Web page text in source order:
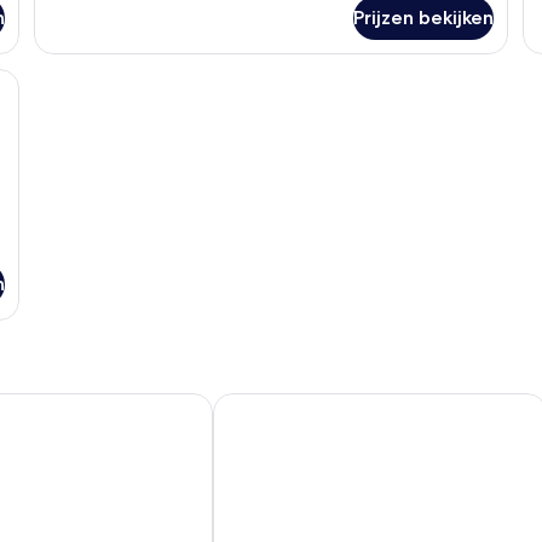
Prijzen bekijken
televisie, een balkon met uitzicht op gebouwen en een airconditioning.
Golden Jade Suvarnabhumi